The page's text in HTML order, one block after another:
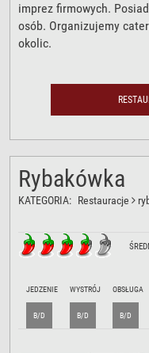
imprez firmowych.
osób. Organizujemy
okolic.
Rybakówka
KATEGORIA: Restauracje
JEDZENIE
B/D
WYSTRÓJ
B/D
OBSŁUGA
B/D